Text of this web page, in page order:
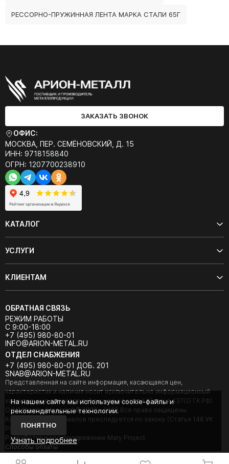
РЕССОРНО-ПРУЖИННАЯ ЛЕНТА МАРКА СТАЛИ 65Г
ЗАКАЗАТЬ ЗВОНОК
ОФИС:
МОСКВА, ПЕР. СЕМЁНОВСКИЙ, Д. 15
ИНН: 9718158840
ОГРН: 1207700238910
КАТАЛОГ
УСЛУГИ
КЛИЕНТАМ
ОБРАТНАЯ СВЯЗЬ
РЕЖИМ РАБОТЫ
С 9:00-18:00
+7 (495) 980-80-01
INFO@ARION-METAL.RU
ОТДЕЛ СНАБЖЕНИЯ
+7 (495) 980-80-01 ДОБ. 201
SNAB@ARION-METAL.RU
Представленная на сайте информация, касающаяся цен,
характеристик и наличия носит исключительно информационный
характер и не является публичной офертой (Статья 437(2) ГК РФ).
ООО "Арион-Металл" © 2020 - 2026 Все права защищены.
Копирование материалов преследуется по закону (Статья 146 УК
РФ).
Разработка и seo-продвижение Mary Project
Cпособы оплаты
На нашем сайте мы используем cookie-файлы и
рекомендательные технологии.
ПОНЯТНО
Узнать подробнее